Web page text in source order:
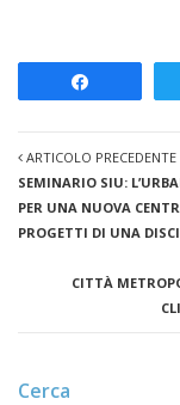
ARTICOLO PRECEDENTE
SEMINARIO SIU:
PER UNA NUOVA
PROGETTI DI UNA
CITTÀ
Cerca